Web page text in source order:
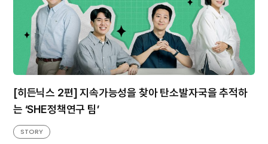
[히든닉스 2편] 지속가능성을 찾아 탄소발자국을 추적하
는 ‘SHE정책연구 팀’
STORY